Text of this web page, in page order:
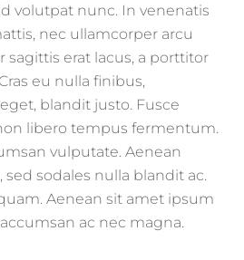
volutpat nunc. In venenatis
nec ullamcorper arcu
sagittis erat lacus, a porttitor
eu nulla finibus,
blandit justo. Fusce
libero tempus fermentum.
vulputate. Aenean
sodales nulla blandit ac.
Aenean sit amet ipsum
ac nec magna.